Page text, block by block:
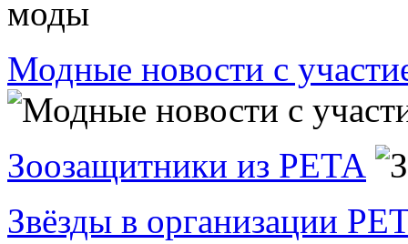
Модные новости с
Зоозащитники из РЕТА
Звёзды в организации